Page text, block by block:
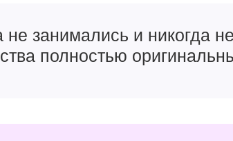
2024
занимались и никогда
полностью